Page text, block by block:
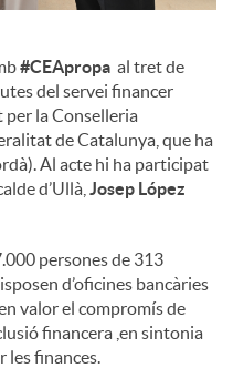
#CEApropa al tret de
del servei financer
la Conselleria
de Catalunya, que ha
Al acte hi ha participat
d’Ullà, Josep López
persones de 313
d’oficines bancàries
valor el compromís de
financera ,en sintonia
les finances.